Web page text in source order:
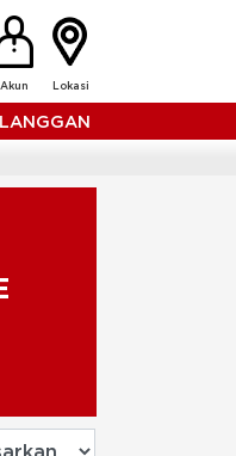
Akun Lokasi